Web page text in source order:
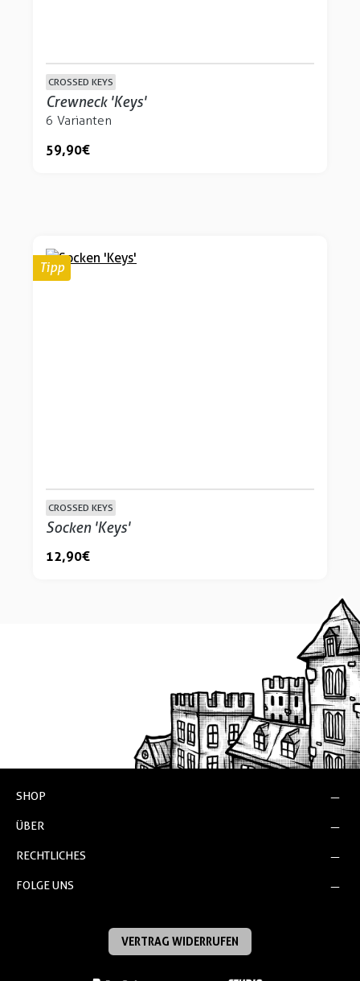
CROSSED KEYS
Crewneck 'Keys'
6 Varianten
59,90 €
Tipp
CROSSED KEYS
Socken 'Keys'
12,90 €
SHOP
ÜBER
RECHTLICHES
FOLGE UNS
VERTRAG WIDERRUFEN